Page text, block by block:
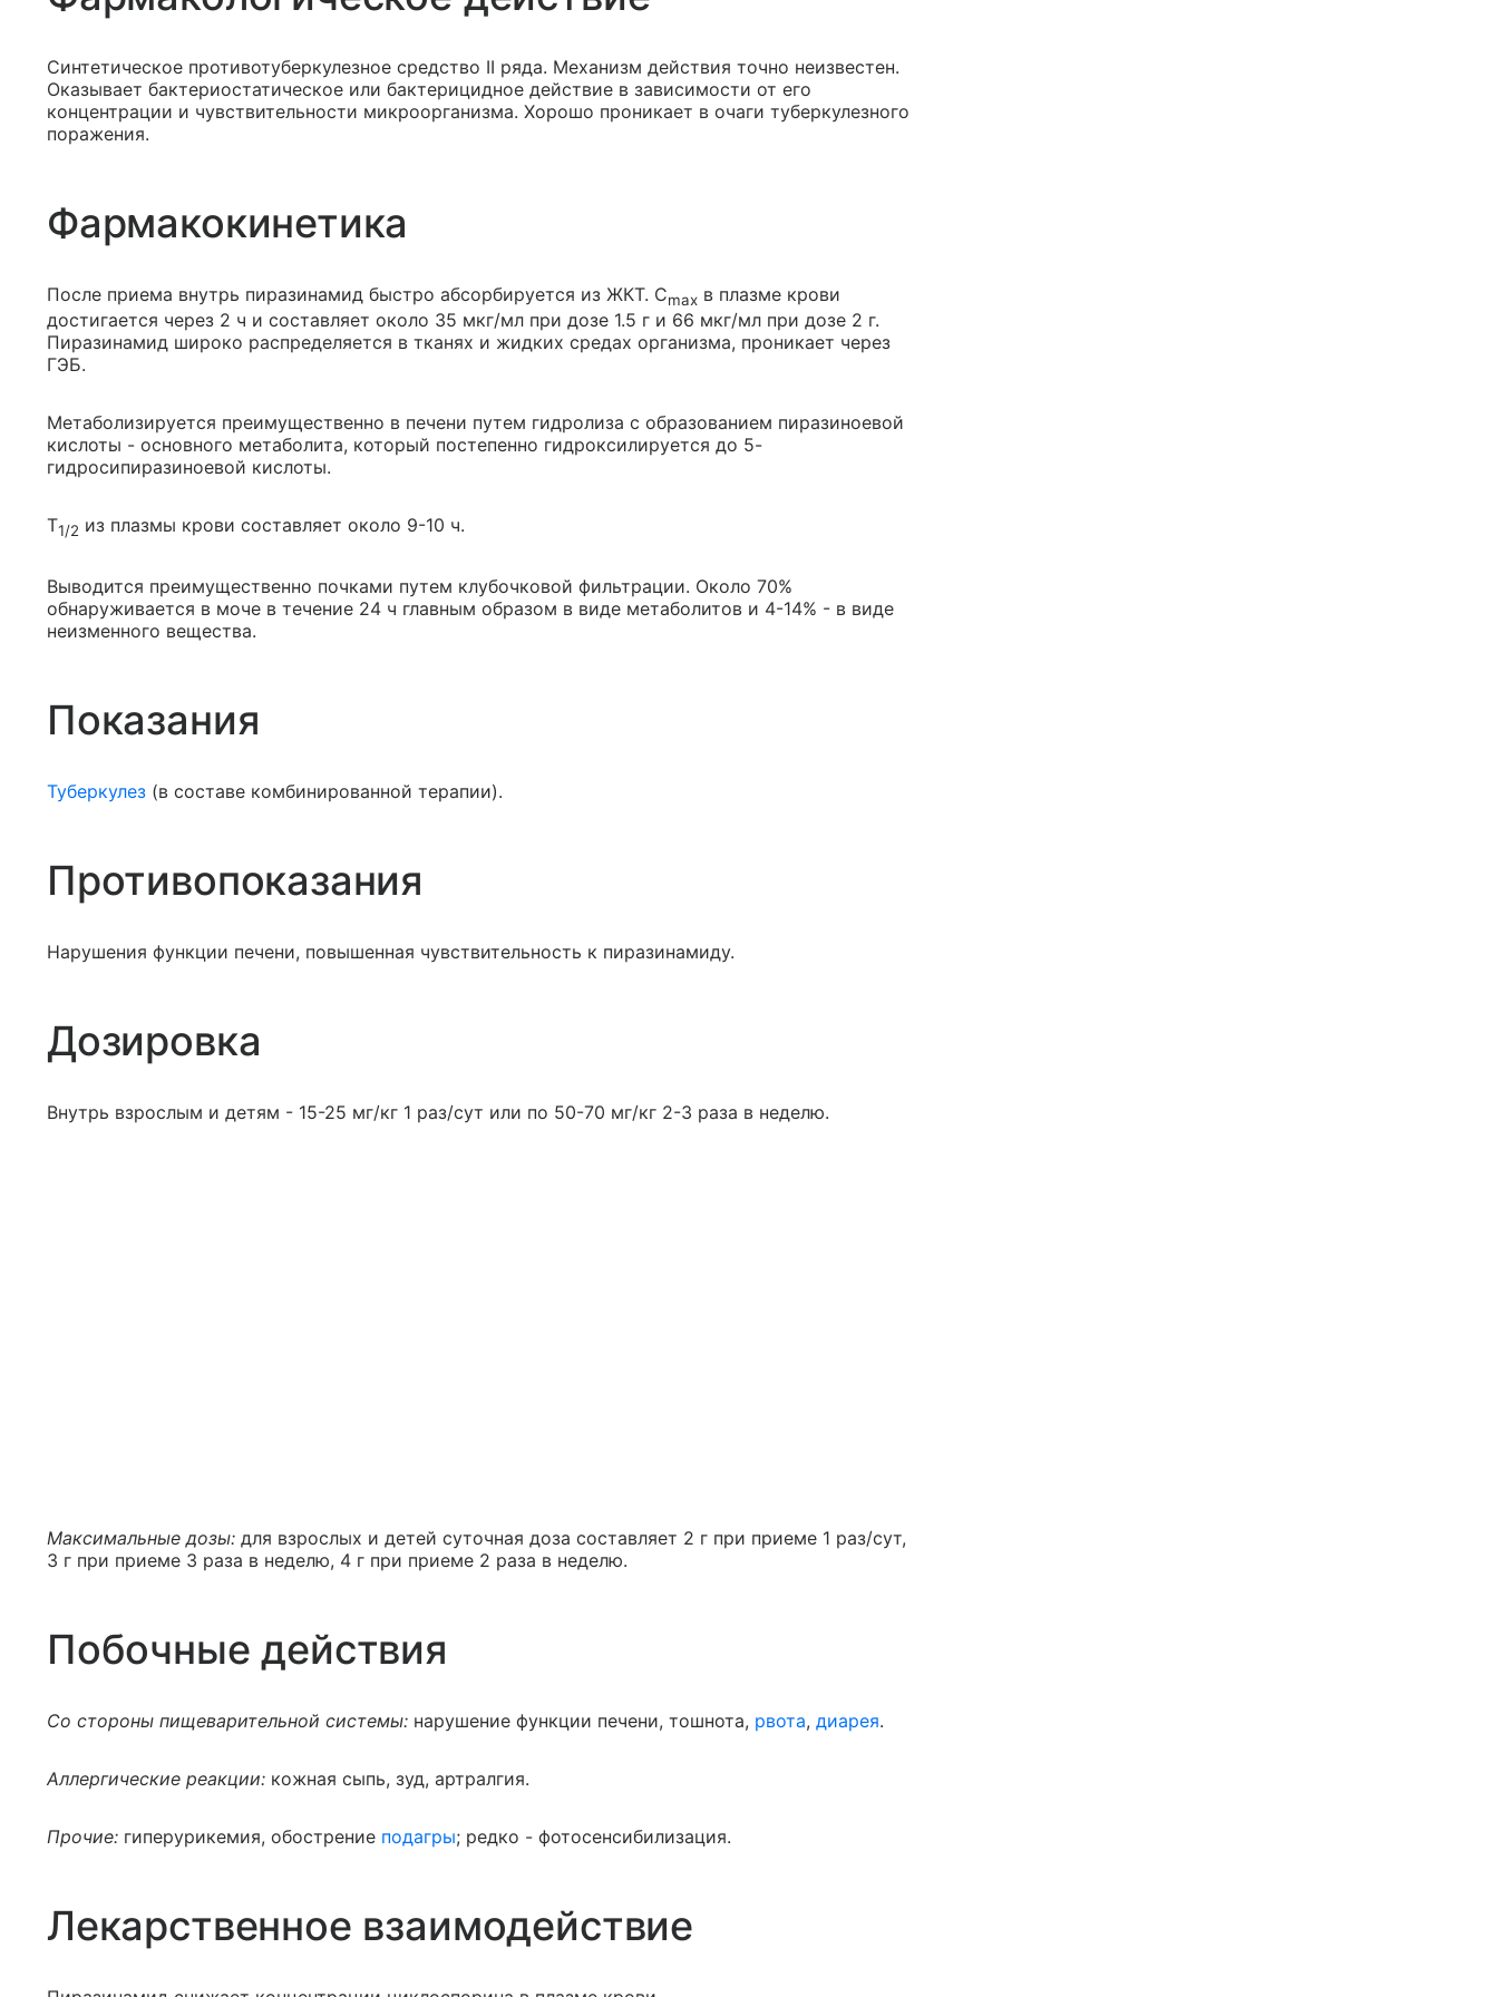
Синтетическое противотуберкулезное средство II ряда. Механизм действия точно неизвестен.
Оказывает бактериостатическое или бактерицидное действие в зависимости от его
концентрации и чувствительности микроорганизма. Хорошо проникает в очаги туберкулезного
поражения.
Фармакокинетика
После приема внутрь пиразинамид быстро абсорбируется из ЖКТ. Cmax в плазме крови
достигается через 2 ч и составляет около 35 мкг/мл при дозе 1.5 г и 66 мкг/мл при дозе 2 г.
Пиразинамид широко распределяется в тканях и жидких средах организма, проникает через
ГЭБ.
Метаболизируется преимущественно в печени путем гидролиза с образованием пиразиноевой
кислоты - основного метаболита, который постепенно гидроксилируется до 5-
гидросипиразиноевой кислоты.
T1/2 из плазмы крови составляет около 9-10 ч.
Выводится преимущественно почками путем клубочковой фильтрации. Около 70%
обнаруживается в моче в течение 24 ч главным образом в виде метаболитов и 4-14% - в виде
неизменного вещества.
Показания
Туберкулез (в составе комбинированной терапии).
Противопоказания
Нарушения функции печени, повышенная чувствительность к пиразинамиду.
Дозировка
Внутрь взрослым и детям - 15-25 мг/кг 1 раз/сут или по 50-70 мг/кг 2-3 раза в неделю.
Максимальные дозы: для взрослых и детей суточная доза составляет 2 г при приеме 1 раз/сут,
3 г при приеме 3 раза в неделю, 4 г при приеме 2 раза в неделю.
Побочные действия
Со стороны пищеварительной системы: нарушение функции печени, тошнота, рвота, диарея.
Аллергические реакции: кожная сыпь, зуд, артралгия.
Прочие: гиперурикемия, обострение подагры; редко - фотосенсибилизация.
Лекарственное взаимодействие